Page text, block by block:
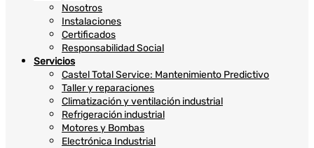
Nosotros
Instalaciones
Certificados
Responsabilidad Social
Servicios
Castel Total Service: Mantenimiento Predictivo
Taller y reparaciones
Climatización y ventilación industrial
Refrigeración industrial
Motores y Bombas
Electrónica Industrial